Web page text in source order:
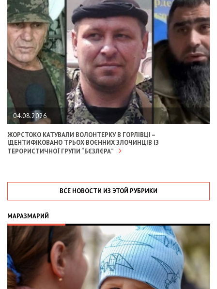
04.08.2026
ЖОРСТОКО КАТУВАЛИ ВОЛОНТЕРКУ В ГОРЛІВЦІ –
ІДЕНТИФІКОВАНО ТРЬОХ ВОЄННИХ ЗЛОЧИНЦІВ ІЗ
ТЕРОРИСТИЧНОЇ ГРУПИ “БЄЗЛЄРА”
ВСЕ НОВОСТИ ИЗ ЭТОЙ РУБРИКИ
МАРАЗМАРИЙ